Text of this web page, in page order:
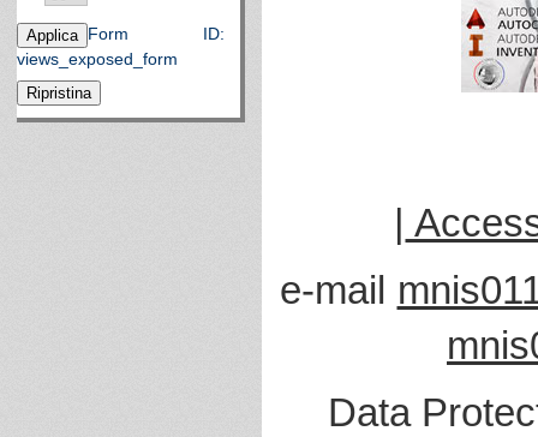
Form ID:
views_exposed_form
|
e-mail
Data